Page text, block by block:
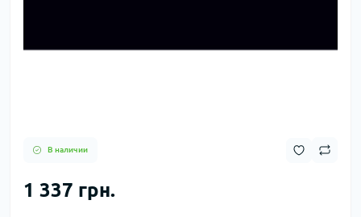
В наличии
1 337 грн.